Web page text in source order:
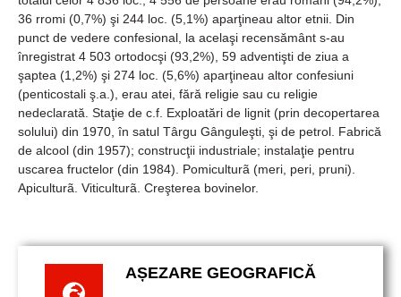
AȘEZARE GEOGRAFICĂ
36 rromi (0,7%) şi 244 loc. (5,1%) aparţineau altor etnii. Din
punct de vedere confesional, la acelaşi recensământ s-au
înregistrat 4 503 ortodocşi (93,2%), 59 adventişti de ziua a
şaptea (1,2%) şi 274 loc. (5,6%) aparţineau altor confesiuni
(penticostali ş.a.), erau atei, fără religie sau cu religie
nedeclarată. Staţie de c.f. Exploatări de lignit (prin decopertarea
solului) din 1970, în satul Târgu Gânguleşti, şi de petrol. Fabrică
de alcool (din 1957); construcţii industriale; instalaţie pentru
uscarea fructelor (din 1984). Pomiculturã (meri, peri, pruni).
Apiculturã. Viticulturã. Creşterea bovinelor.